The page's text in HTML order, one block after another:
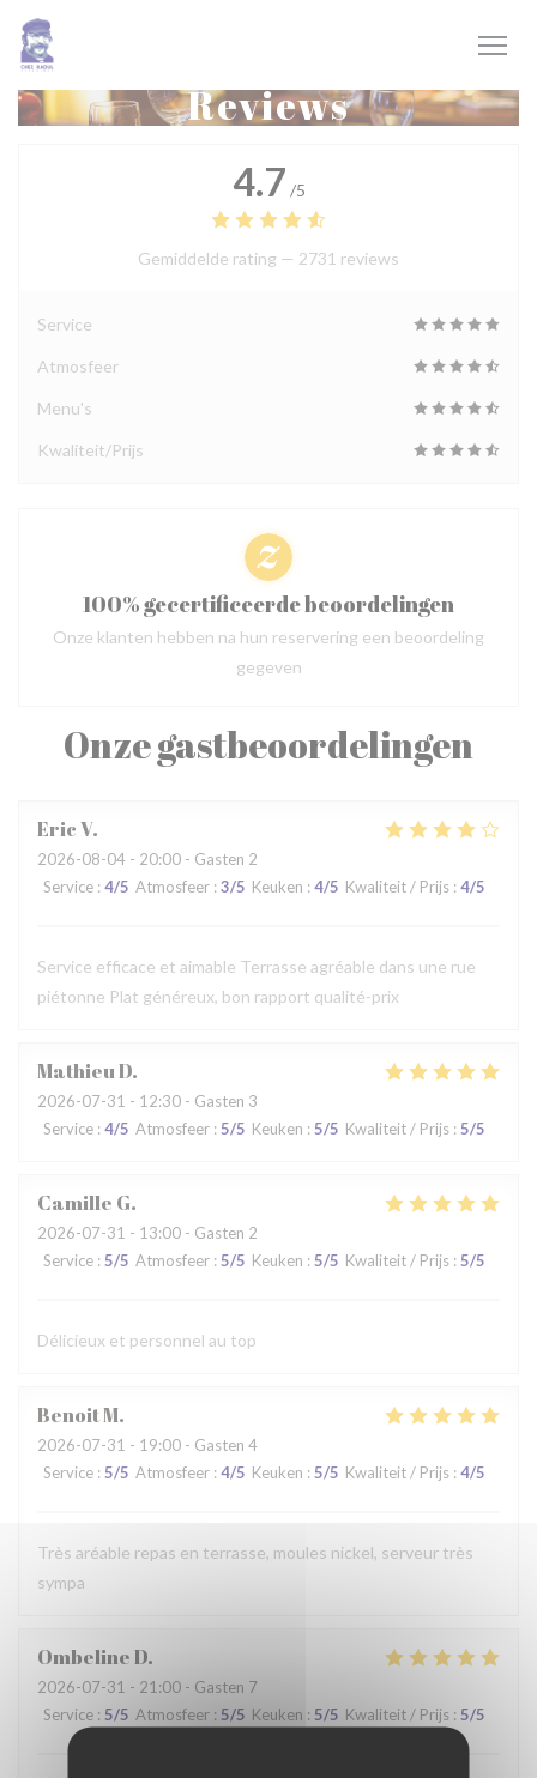
Cookies beheer paneel
Reviews
Onze gastbeoordelingen
EricV
2026-08-04 - 20:00 - Gasten 2
Service : 4/5 Atmosfeer : 3/5 Keuken : 4/5 Kwaliteit / Prijs : 4/5
Service efficace et aimable Terrasse agréable dans une rue
piétonne Plat généreux, bon rapport qualité-prix
MathieuD
2026-07-31 - 12:30 - Gasten 3
Service : 4/5 Atmosfeer : 5/5 Keuken : 5/5 Kwaliteit / Prijs : 5/5
Camille G
2026-07-31 - 13:00 - Gasten 2
Service : 5/5 Atmosfeer : 5/5 Keuken : 5/5 Kwaliteit / Prijs : 5/5
Délicieux et personnel au top
BenoitM
2026-07-31 - 19:00 - Gasten 4
Service : 5/5 Atmosfeer : 4/5 Keuken : 5/5 Kwaliteit / Prijs : 4/5
Très aréable repas en terrasse, moules nickel, serveur très
sympa
OmbelineD
2026-07-31 - 21:00 - Gasten 7
Service : 5/5 Atmosfeer : 5/5 Keuken : 5/5 Kwaliteit / Prijs : 5/5
4.7 /5
Gemiddelde rating — 2731 reviews
Service
Atmosfeer
Menu's
Kwaliteit/Prijs
100% gecertificeerde beoordelingen
Onze klanten hebben na hun reservering een beoordeling
gegeven